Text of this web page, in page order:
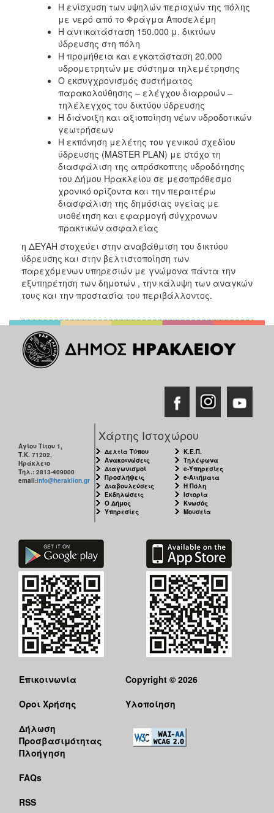
Η ενίσχυση των υψηλών περιοχών της πόλης
με νερό από το Φράγμα Αποσελέμη
Η αντικατάσταση 150.000 μ. δικτύων
ύδρευσης στη πόλη
Η προμήθεια και εγκατάσταση 20.000
υδρομετρητών με σύστημα τηλεμέτρησης
Ο εκσυγχρονισμός συστήματος
παρακολούθησης – ελέγχου διαρροών –
τηλέλεγχος του δικτύου ύδρευσης
Η διάνοιξη και αξιοποίηση νέων υδροδοτικών
γεωτρήσεων
Η εκπόνηση μελέτης του γενικού σχεδίου
ύδρευσης (MASTER PLAN) με στόχο τη
διασφάλιση της απρόσκοπτης υδροδότησης
του Δήμου Ηρακλείου σε μεσοπρόθεσμο
χρονικό ορίζοντα και την περαιτέρω
διασφάλιση της δημόσιας υγείας με
υιοθέτηση και εφαρμογή σύγχρονων
πρακτικών ασφαλείας
η ΔΕΥΑΗ στοχεύει στην αναβάθμιση του δικτύου
ύδρευσης και στην βελτιστοποίηση των
παρεχόμενων υπηρεσιών με γνώμονα πάντα την
εξυπηρέτηση των δημοτών , την κάλυψη των αναγκών
τους και την προστασία του περιβάλλοντος.
Αγίου Τίτου 1,
Τ.Κ. 71202,
Ηράκλειο
Τηλ.: 2813-409000
email:info@heraklion.gr
Χάρτης Ιστοχώρου
Δελτία Τύπου
Ανακοινώσεις
Διαγωνισμοί
Προσλήψεις
Διαβουλεύσεις
Εκδηλώσεις
Ο Δήμος
Υπηρεσίες
Κ.Ε.Π.
Τηλέφωνα
e-Υπηρεσίες
e-Αιτήματα
Η Πόλη
Ιστορία
Κνωσός
Μουσεία
Επικοινωνία
Όροι Χρήσης
Δήλωση
Προσβασιμότητας
Πλοήγηση
FAQs
RSS
Copyright © 2026
Υλοποίηση